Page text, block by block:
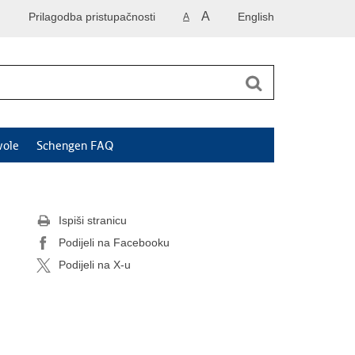
English
A A
Prilagodba pristupačnosti
Schengen FAQ
Ispiši stranicu
Podijeli na Facebooku
Podijeli na X-u